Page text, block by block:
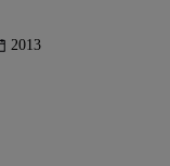
2013